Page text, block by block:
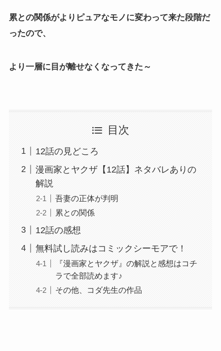
累との関係がよりピュアなモノに変わって来た段階だ
ったので、
より一層に目が離せなくなってきた～
目次
12話の見どころ
漫画家とヤクザ【12話】ネタバレありの
解説
吾妻の正体が判明
累との関係
12話の感想
無料試し読みはコミックシーモアで！
『漫画家とヤクザ』の解説と感想はコチ
ラで全部読めます♪
その他、コダ先生の作品